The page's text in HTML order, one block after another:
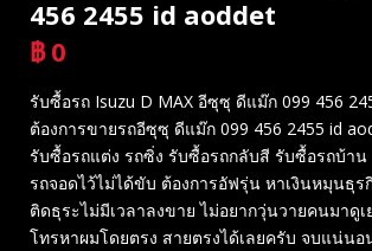
456 2455 id aoddet
฿ 0
รับซื้อรถ Isuzu D MAX อีซุซุ ดีแม๊ก 099 456
ต้องการขายรถอีซุซุ ดีแม๊ก 099 456 2455 id
รับซื้อรถแต่ง รถซิ่ง รับซื้อรถกลับสี รับซื้อรถบ้าน
รถจอดไว้ไม่ได้ขับ ต้องการอัฟรุ่น หาเงินหมุนธุร
ติดธุระไม่มีเวลาลงขาย ไม่อยากวุ่นวายคนมาดูเ
โทรหาผมโดยตรง สายตรงได้เลยครับ จบแน่นอ